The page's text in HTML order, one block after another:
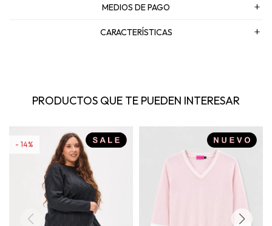
MEDIOS DE PAGO
CARACTERÍSTICAS
PRODUCTOS QUE TE PUEDEN INTERESAR
14